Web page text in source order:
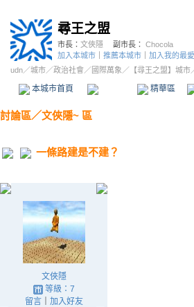
尋王之盟
市長： 文俠隱 副市長： Chocola
加入本城市
推薦本城市 加入我的最愛
udn／城市／政治社會 ／國際萬象 ／ 【尋王之盟】城市
本城市首頁 精華區
討論區／文俠隱~ 區
一條路建是不建？
文俠隱
等級：7
留言｜ 加入好友